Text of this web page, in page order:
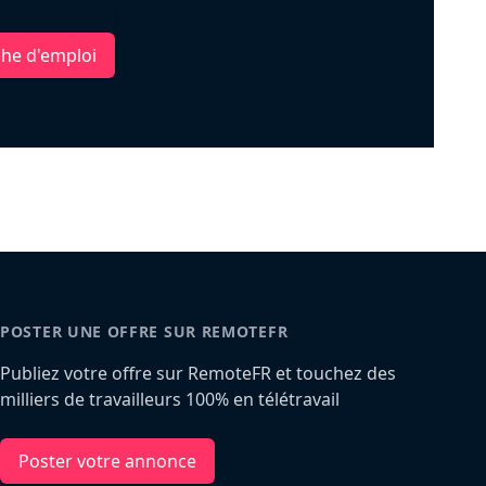
d'emploi
POSTER UNE OFFRE SUR REMOTEFR
Publiez votre offre sur RemoteFR et touchez des
milliers de travailleurs 100% en télétravail
Poster votre annonce